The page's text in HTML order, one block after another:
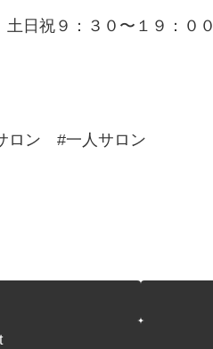
日祝９：３０〜１９：００
ロン #一人サロン